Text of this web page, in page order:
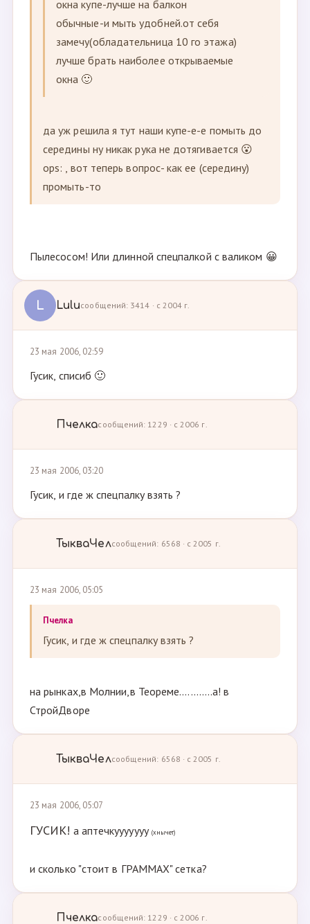
окна купе-лучше на балкон
обычные-и мыть удобней.от себя
замечу(обладательница 10 го этажа)
лучше брать наиболее открываемые
окна 🙂
да уж решила я тут наши купе-е-е помыть до
середины ну никак рука не дотягивается 😮
ops: , вот теперь вопрос- как ее (середину)
промыть-то
Пылесосом! Или длинной спецпалкой с валиком 😀
L Luluсообщений: 3414 · с 2004 г.
23 мая 2006, 02:59
Гусик, списиб 🙂
Пчелкасообщений: 1229 · с 2006 г.
23 мая 2006, 03:20
Гусик, и где ж спецпалку взять ?
ТыкваЧелсообщений: 6568 · с 2005 г.
23 мая 2006, 05:05
Пчелка
Гусик, и где ж спецпалку взять ?
на рынках,в Молнии,в Теореме............а! в
СтройДворе
ТыкваЧелсообщений: 6568 · с 2005 г.
23 мая 2006, 05:07
ГУСИК! а аптечкууууууу (хнычет)
и сколько "стоит в ГРАММАХ" сетка?
Пчелкасообщений: 1229 · с 2006 г.